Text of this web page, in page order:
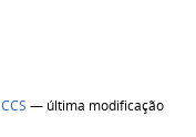
— última modificação